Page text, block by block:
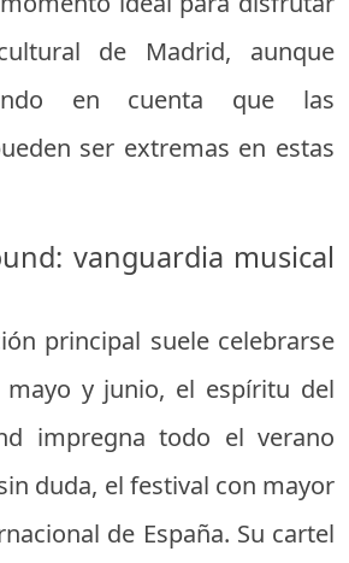
de Madrid, aunque
en cuenta que las
ser extremas en estas
vanguardia musical
principal suele celebrarse
y junio, el espíritu del
impregna todo el verano
duda, el festival con mayor
de España. Su cartel